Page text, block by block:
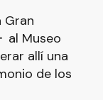
Gran
al Museo
allí una
de los